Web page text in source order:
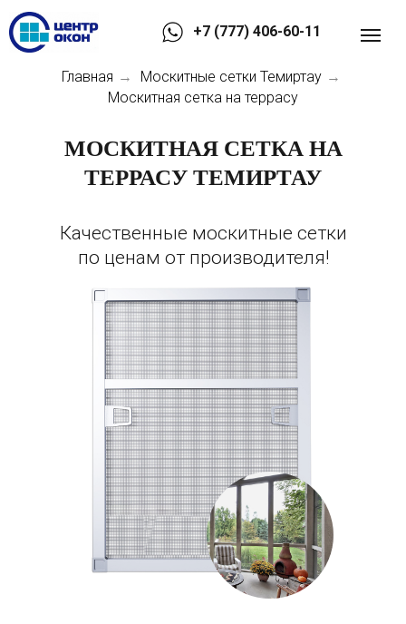
+7 (777) 406-60-11
Главная → Москитные сетки Темиртау →
Москитная сетка на террасу
Качественные москитные сетки
по ценам от производителя!
МОСКИТНАЯ СЕТКА НА
ТЕРРАСУ ТЕМИРТАУ